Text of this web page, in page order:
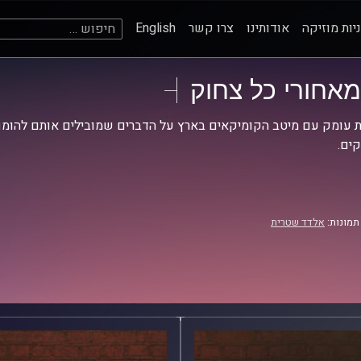
מוזיקה אודותינו צרו קשר English חיפוש:
מאחורי כל צחוק
עומק עם מיטב הקומיקאים בארץ על הדברים שמובילים אותם
אלדד שטרית